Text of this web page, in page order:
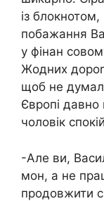
із блокнотом,
побажання
у фінан
Жодних
щоб не
Європі
чоловік
-Але ви,
мон, а не
продовжити